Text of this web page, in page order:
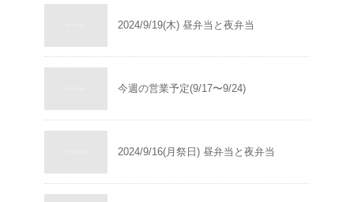
2024/9/19(木) 昼弁当と夜弁当
今週の営業予定(9/17〜9/24)
2024/9/16(月祭日) 昼弁当と夜弁当